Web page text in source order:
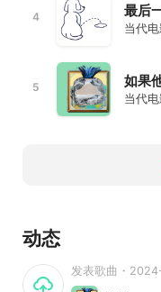
4 最后
5 如果
动态
发表歌曲・